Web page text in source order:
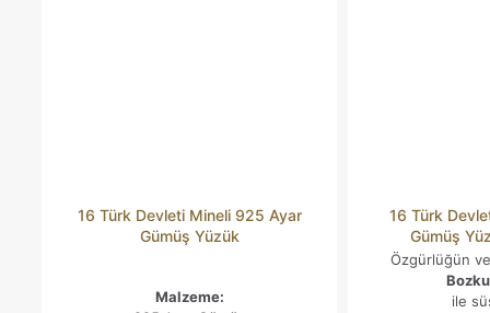
16 Türk Devleti Mineli 925 Ayar
Gümüş Yüzük
Malzeme:
16 Türk
Gümüş
Özgürlüğün
ile